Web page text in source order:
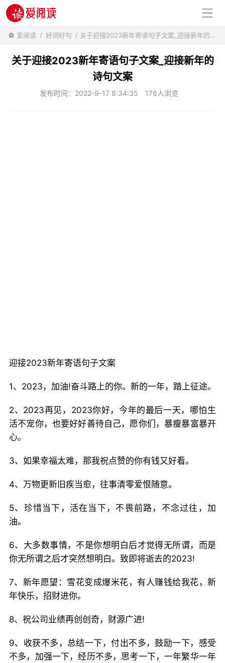
百科知识
爱阅读 / 好词好句 / 关于迎接2023新年寄语句子文案_迎接新年的诗句文案
关于迎接2023新年寄语句子文案_迎接新年的
诗句文案
发布时间：2022-9-17 8:34:35 176人浏览
迎接2023新年寄语句子文案
1、2023，加油!奋斗路上的你。新的一年，踏上征途。
2、2023再见，2023你好，今年的最后一天，哪怕生
活不宠你，也要好好善待自己，愿你们，暴瘦暴富暴开
心。
3、如果幸福太难，那我祝点赞的你有钱又好看。
4、万物更新旧疾当愈，往事清零爱恨随意。
5、珍惜当下，活在当下，不畏前路，不念过往，加
油。
6、大多数事情，不是你想明白后才觉得无所谓，而是
你无所谓之后才突然想明白。致即将逝去的2023!
7、新年愿望：雪花变成爆米花，有人赚钱给我花，新
年快乐，招财进你。
8、祝公司业绩再创创奇，财源广进!
9、收获不多，总结一下，付出不多，鼓励一下，感受
不多，加强一下，经历不多，思考一下，一年繁华一年